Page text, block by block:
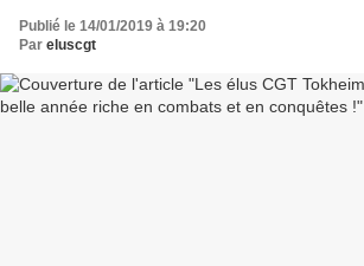
Publié le 14/01/2019 à 19:20
Par eluscgt